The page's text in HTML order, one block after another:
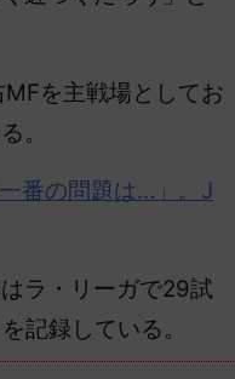
を主戦場としてお
。
番の問題は…」。J
ラ・リーガで29試
記録している。